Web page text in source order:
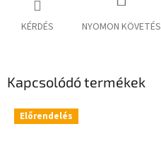
KÉRDÉS NYOMON KÖVETÉS
Kapcsolódó termékek
Előrendelés